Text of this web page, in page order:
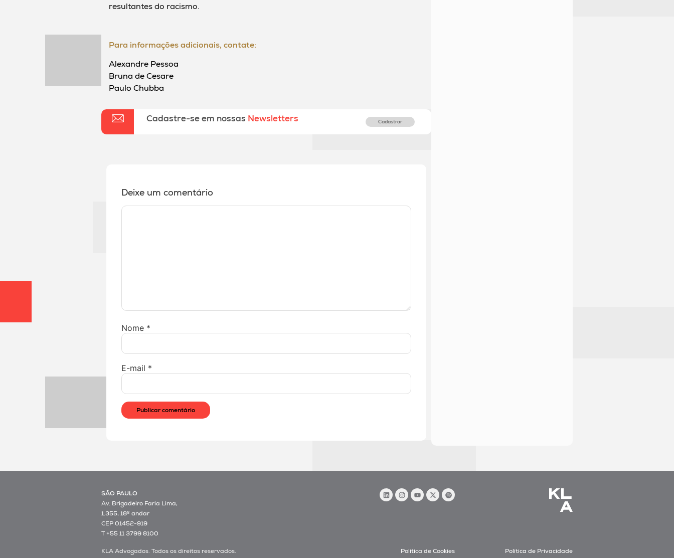
resultantes do racismo.
Para informações adicionais, contate:
Alexandre Pessoa
Bruna de Cesare
Paulo Chubba
Cadastre-se em nossas Newsletters Cadastrar
Deixe um comentário
Nome *
E-mail *
SÃO PAULO
Av. Brigadeiro Faria Lima,
1.355, 18º andar
CEP 01452-919
T +55 11 3799 8100
KLA Advogados. Todos os direitos reservados. Política de Cookies Política de Privacidade